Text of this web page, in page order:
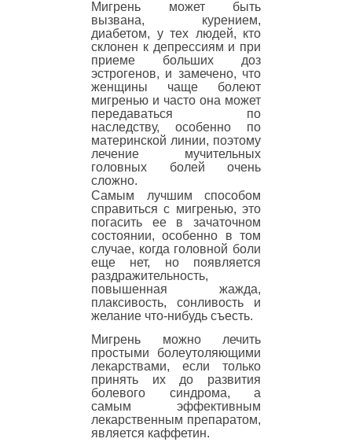
Мигрень может быть
вызвана, курением,
диабетом, у тех людей, кто
склонен к депрессиям и при
приеме больших доз
эстрогенов, и замечено, что
женщины чаще болеют
мигренью и часто она может
передаваться по
наследству, особенно по
материнской линии, поэтому
лечение мучительных
головных болей очень
сложно.
Самым лучшим способом
справиться с мигренью, это
погасить ее в зачаточном
состоянии, особенно в том
случае, когда головной боли
еще нет, но появляется
раздражительность,
повышенная жажда,
плаксивость, сонливость и
желание что-нибудь съесть.
Мигрень можно лечить
простыми болеутоляющими
лекарствами, если только
принять их до развития
болевого синдрома, а
самым эффективным
лекарственным препаратом,
является каффетин.